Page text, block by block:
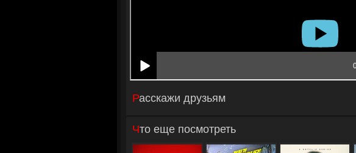
Расскажи друзьям
Что еще посмотреть